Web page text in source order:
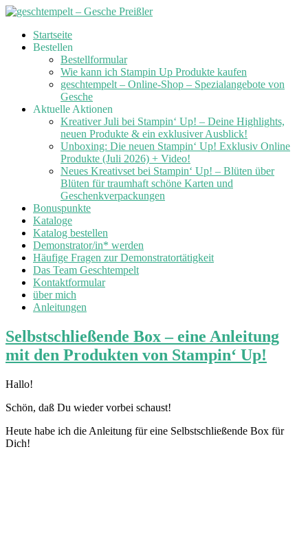
Skip
Startseite
Bestellen
Bestellformular
Wie kann ich Stampin Up Produkte kaufen
geschtempelt – Online-Shop – Spezialangebote von
Gesche
Aktuelle Aktionen
Kreativer Juli bei Stampin‘ Up! – Deine Highlights,
neuen Produkte & ein exklusiver Ausblick!
Unboxing: Die neuen Stampin‘ Up! Exklusiv Online
Produkte (Juli 2026) + Video!
Neues Kreativset bei Stampin‘ Up! – Blüten über
Blüten für traumhaft schöne Karten und
Geschenkverpackungen
Bonuspunkte
Kataloge
Katalog bestellen
Demonstrator/in* werden
Häufige Fragen zur Demonstratortätigkeit
Das Team Geschtempelt
Kontaktformular
über mich
Anleitungen
Selbstschließende Box – eine Anleitung
mit den Produkten von Stampin‘ Up!
Hallo!
Schön, daß Du wieder vorbei schaust!
Heute habe ich die Anleitung für eine Selbstschließende Box für
Dich!